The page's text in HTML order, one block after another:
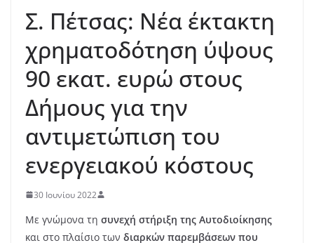
Σ. Πέτσας: Νέα έκτακτη
χρηματοδότηση ύψους
90 εκατ. ευρώ στους
Δήμους για την
αντιμετώπιση του
ενεργειακού κόστους
30 Ιουνίου 2022
Με γνώμονα τη συνεχή στήριξη της Αυτοδιοίκησης
και στο πλαίσιο των διαρκών παρεμβάσεων που